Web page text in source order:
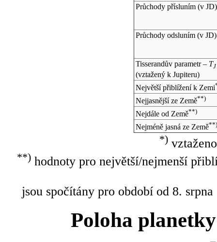
Průchody přísluním (v JD)
Průchody odsluním (v JD)
Tisserandův parametr – TJ
(vztažený k Jupiteru)
Největší přiblížení k Zemi
Nejjasnější ze Země**)
Nejdále od Země**)
Nejméně jasná ze Země**)
*)
**)hodnoty pro největší/nejmenší
jsou spočítány pro období od 8.
Poloha